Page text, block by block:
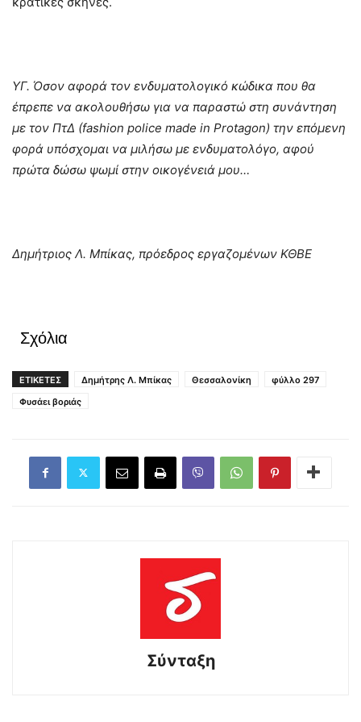
ΥΓ. Όσον αφορά τον ενδυματολογικό κώδικα που θα
έπρεπε να ακολουθήσω για να παραστώ στη συνάντηση
με τον ΠτΔ (fashion police made in Protagon) την επόμενη
φορά υπόσχομαι να μιλήσω με ενδυματολόγο, αφού
πρώτα δώσω ψωμί στην οικογένειά μου…
Δημήτριος Λ. Μπίκας, πρόεδρος εργαζομένων ΚΘΒΕ
Σχόλια
ΕΤΙΚΕΤΕΣ Δημήτρης Λ. Μπίκας Θεσσαλονίκη
φύλλο 297
Φυσάει βοριάς
Σύνταξη